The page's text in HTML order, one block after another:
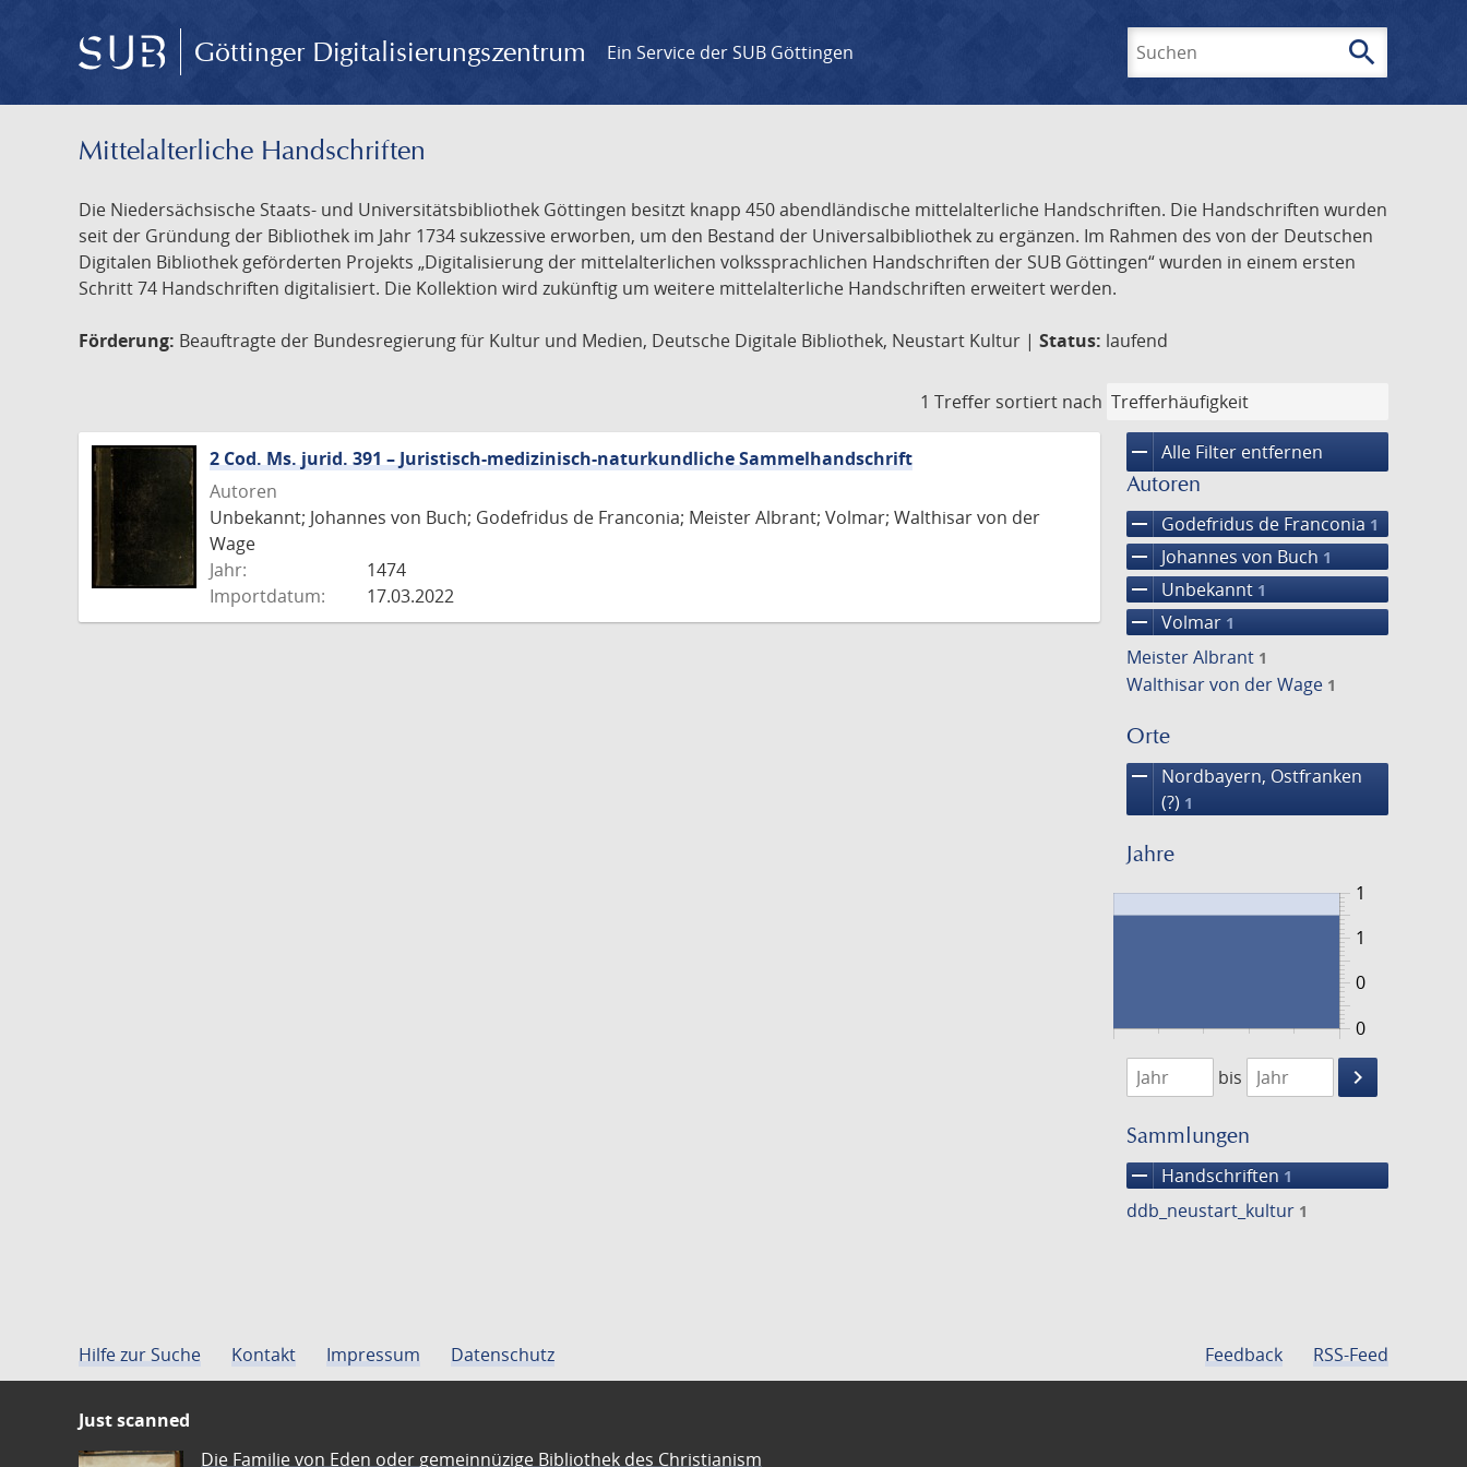
Göttinger Digitalisierungszentrum Ein Service der SUB Göttingen search
Mittelalterliche Handschriften
Die Niedersächsische Staats- und Universitätsbibliothek Göttingen besitzt knapp 450 abendländische mittelalterliche Handschriften. Die Handschriften wurden
seit der Gründung der Bibliothek im Jahr 1734 sukzessive erworben, um den Bestand der Universalbibliothek zu ergänzen. Im Rahmen des von der Deutschen
Digitalen Bibliothek geförderten Projekts „Digitalisierung der mittelalterlichen volkssprachlichen Handschriften der SUB Göttingen“ wurden in einem ersten
Schritt 74 Handschriften digitalisiert. Die Kollektion wird zukünftig um weitere mittelalterliche Handschriften erweitert werden.
Förderung: Beauftragte der Bundesregierung für Kultur und Medien, Deutsche Digitale Bibliothek, Neustart Kultur | Status: laufend
1 Treffer sortiert nach
remove Alle Filter entfernen
Autoren
remove Godefridus de Franconia 1
remove Johannes von Buch 1
remove Unbekannt 1
remove Volmar 1
Meister Albrant 1
Walthisar von der Wage 1
Orte
remove
Nordbayern, Ostfranken
(?) 1
Jahre
0
1
0
1
1474
1475
bis
keyboard_arrow_right
Suche
Sammlungen
remove Handschriften 1
ddb_neustart_kultur 1
2 Cod. Ms. jurid. 391 – Juristisch-medizinisch-naturkundliche Sammelhandschrift
Autoren
Unbekannt; Johannes von Buch; Godefridus de Franconia; Meister Albrant; Volmar; Walthisar von der
Wage
Jahr:
1474
Importdatum:
17.03.2022
Hilfe zur Suche Kontakt Impressum Datenschutz Feedback RSS-Feed
Just scanned
Die Familie von Eden oder gemeinnüzige Bibliothek des Christianism